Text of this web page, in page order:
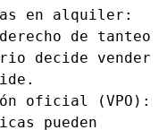
en alquiler:
de tanteo
decide vender
oficial (VPO):
pueden